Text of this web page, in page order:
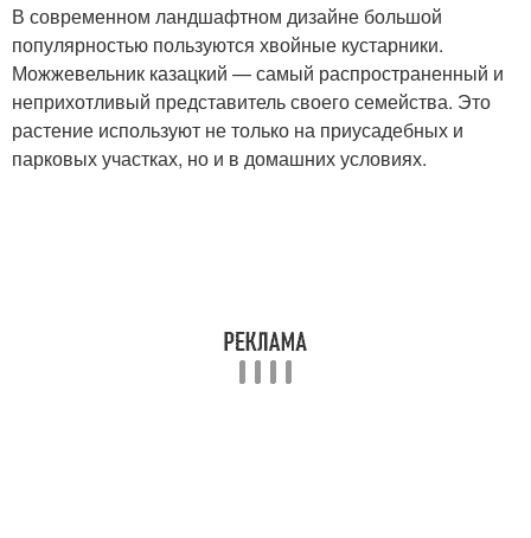
В современном ландшафтном дизайне большой
популярностью пользуются хвойные кустарники.
Можжевельник казацкий — самый распространенный и
неприхотливый представитель своего семейства. Это
растение используют не только на приусадебных и
парковых участках, но и в домашних условиях.